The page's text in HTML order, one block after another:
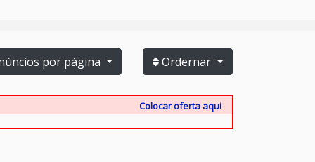
Ordernar
por página
Colocar oferta aqui